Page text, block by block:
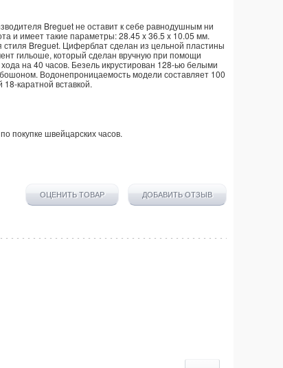
Breguet не оставит к себе равнодушным ни
и имеет такие параметры: 28.45 x 36.5 x 10.05 мм.
Breguet. Циферблат сделан из цельной пластины
гильоше, который сделан вручную при помощи
на 40 часов. Безель икрустирован 128-ью белыми
Водонепроницаемость модели составляет 100
каратной вставкой.
покупке швейцарских часов.
ОЦЕНИТЬ ТОВАР ДОБАВИТЬ ОТЗЫВ